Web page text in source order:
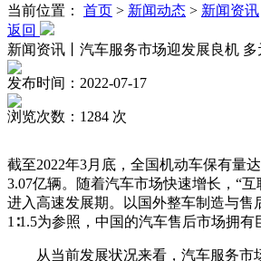
当前位置： 首页 > 新闻动态 > 新闻资讯
返回
新闻资讯丨汽车服务市场迎发展良机
发布时间：2022-07-17
浏览次数：1284 次
截至2022年3月底，全国机动车保有量
3.07亿辆。随着汽车市场快速增长，“
进入高速发展期。以国外整车制造与售
1∶1.5为参照，中国的汽车售后市场拥有
从当前发展状况来看，汽车服务市